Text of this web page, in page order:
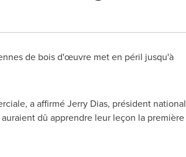
de bois d'œuvre met en péril jusqu'à
a affirméJerry Dias, président national
dû apprendre leur leçon la première